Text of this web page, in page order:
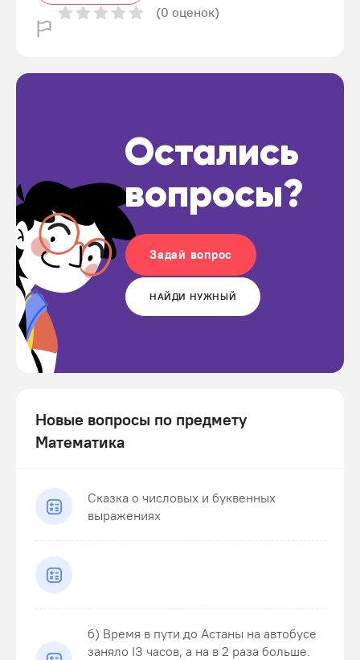
(0 оценок)
Остались
вопросы?
Задай вопрос
НАЙДИ НУЖНЫЙ
Новые вопросы по предмету
Математика
Сказка о числовых и буквенных
выражениях
б) Время в пути до Астаны на автобусе
заняло ІЗ часов, а на в 2 раза больше.